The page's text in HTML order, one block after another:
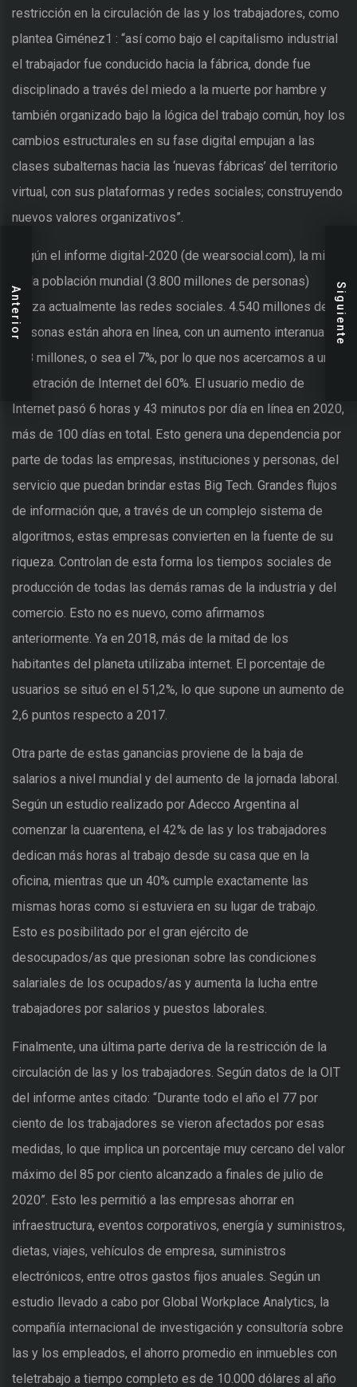
Anterior Siguiente
restricción en la circulación de las y los trabajadores, como
plantea Giménez1 : “así como bajo el capitalismo industrial
el trabajador fue conducido hacia la fábrica, donde fue
disciplinado a través del miedo a la muerte por hambre y
también organizado bajo la lógica del trabajo común, hoy los
cambios estructurales en su fase digital empujan a las
clases subalternas hacia las ‘nuevas fábricas’ del territorio
virtual, con sus plataformas y redes sociales; construyendo
nuevos valores organizativos”.
Según el informe digital-2020 (de wearsocial.com), la mitad
de la población mundial (3.800 millones de personas)
utiliza actualmente las redes sociales. 4.540 millones de
personas están ahora en línea, con un aumento interanual de
298 millones, o sea el 7%, por lo que nos acercamos a una
penetración de Internet del 60%. El usuario medio de
Internet pasó 6 horas y 43 minutos por día en línea en 2020,
más de 100 días en total. Esto genera una dependencia por
parte de todas las empresas, instituciones y personas, del
servicio que puedan brindar estas Big Tech. Grandes flujos
de información que, a través de un complejo sistema de
algoritmos, estas empresas convierten en la fuente de su
riqueza. Controlan de esta forma los tiempos sociales de
producción de todas las demás ramas de la industria y del
comercio. Esto no es nuevo, como afirmamos
anteriormente. Ya en 2018, más de la mitad de los
habitantes del planeta utilizaba internet. El porcentaje de
usuarios se situó en el 51,2%, lo que supone un aumento de
2,6 puntos respecto a 2017.
Otra parte de estas ganancias proviene de la baja de
salarios a nivel mundial y del aumento de la jornada laboral.
Según un estudio realizado por Adecco Argentina al
comenzar la cuarentena, el 42% de las y los trabajadores
dedican más horas al trabajo desde su casa que en la
oficina, mientras que un 40% cumple exactamente las
mismas horas como si estuviera en su lugar de trabajo.
Esto es posibilitado por el gran ejército de
desocupados/as que presionan sobre las condiciones
salariales de los ocupados/as y aumenta la lucha entre
trabajadores por salarios y puestos laborales.
Finalmente, una última parte deriva de la restricción de la
circulación de las y los trabajadores. Según datos de la OIT
del informe antes citado: “Durante todo el año el 77 por
ciento de los trabajadores se vieron afectados por esas
medidas, lo que implica un porcentaje muy cercano del valor
máximo del 85 por ciento alcanzado a finales de julio de
2020”. Esto les permitió a las empresas ahorrar en
infraestructura, eventos corporativos, energía y suministros,
dietas, viajes, vehículos de empresa, suministros
electrónicos, entre otros gastos fijos anuales. Según un
estudio llevado a cabo por Global Workplace Analytics, la
compañía internacional de investigación y consultoría sobre
las y los empleados, el ahorro promedio en inmuebles con
teletrabajo a tiempo completo es de 10.000 dólares al año